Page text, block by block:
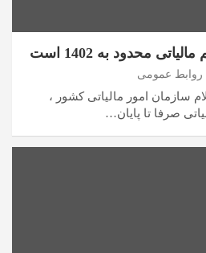
محدود به 1402 است
عمومی
سازمان امور مالیاتی کشور ،
صرفا تا پایان…